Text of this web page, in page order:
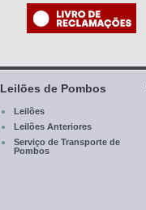
Leilões de Pombos
Leilões
Leilões Anteriores
Serviço de Transporte de
Pombos